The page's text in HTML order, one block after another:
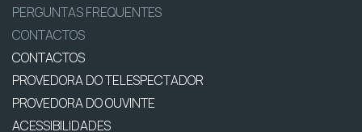
PERGUNTAS FREQUENTES
CONTACTOS
CONTACTOS
PROVEDORA DO TELESPECTADOR
PROVEDORA DO OUVINTE
ACESSIBILIDADES